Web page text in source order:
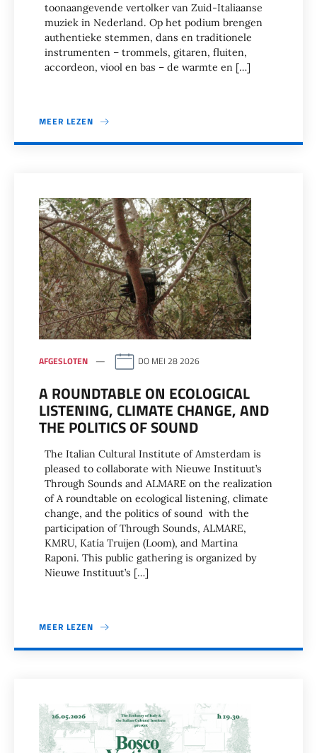
toonaangevende vertolker van Zuid-Italiaanse
muziek in Nederland. Op het podium brengen
authentieke stemmen, dans en traditionele
instrumenten – trommels, gitaren, fluiten,
accordeon, viool en bas – de warmte en […]
MEER LEZEN
AFGESLOTEN DO MEI 28 2026
A ROUNDTABLE ON ECOLOGICAL
LISTENING, CLIMATE CHANGE, AND
THE POLITICS OF SOUND
The Italian Cultural Institute of Amsterdam is
pleased to collaborate with Nieuwe Instituut’s
Through Sounds and ALMARE on the realization
of A roundtable on ecological listening, climate
change, and the politics of sound with the
participation of Through Sounds, ALMARE,
KMRU, Katía Truijen (Loom), and Martina
Raponi. This public gathering is organized by
Nieuwe Instituut’s […]
MEER LEZEN